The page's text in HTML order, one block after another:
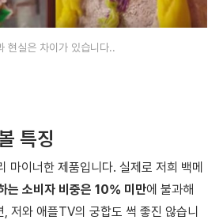
현실은 차이가 있습니다..
특징
마이너한 제품입니다. 실제로 저희 백메
는 소비자 비중은 10% 미만에 불과해
저와 애플TV의 궁합도 썩 좋진 않습니